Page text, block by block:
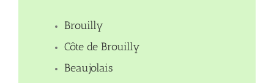
Brouilly
Côte de Brouilly
Beaujolais